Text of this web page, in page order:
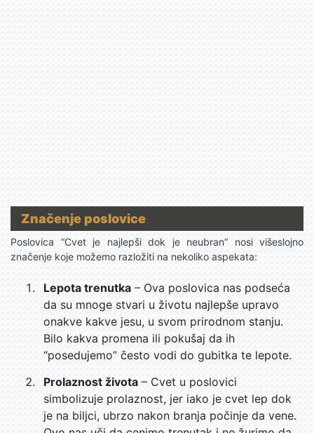
Značenje poslovice
Poslovica “Cvet je najlepši dok je neubran” nosi višeslojno
značenje koje možemo razložiti na nekoliko aspekata:
Lepota trenutka– Ova poslovica nas podseća
da su mnoge stvari u životu najlepše upravo
onakve kakve jesu, u svom prirodnom stanju.
Bilo kakva promena ili pokušaj da ih
“posedujemo” često vodi do gubitka te lepote.
Prolaznost života – Cvet u poslovici
simbolizuje prolaznost, jer iako je cvet lep dok
je na biljci, ubrzo nakon branja počinje da vene.